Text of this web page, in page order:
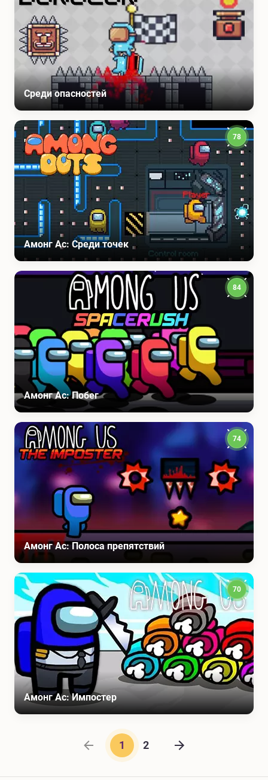
Среди опасностей
Амонг Ас: Среди точек
78
Амонг Ас: Побег
84
Амонг Ас: Полоса препятствий
74
Амонг Ас: Импостер
70
Предыдущая страница
1 2